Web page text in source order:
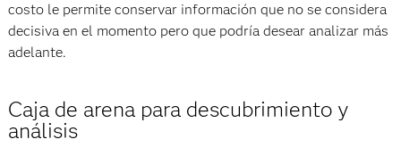
costo le permite conservar información que no se considera
decisiva en el momento pero que podría desear analizar más
adelante.
Caja de arena para descubrimiento y
análisis